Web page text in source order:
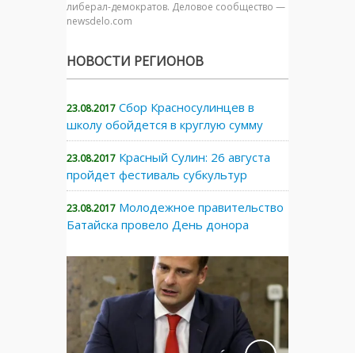
либерал-демократов. Деловое сообщество —
newsdelo.com
НОВОСТИ РЕГИОНОВ
23.08.2017 Сбор Красносулинцев в
школу обойдется в круглую сумму
23.08.2017 Красный Сулин: 26 августа
пройдет фестиваль субкультур
23.08.2017 Молодежное правительство
Батайска провело День донора